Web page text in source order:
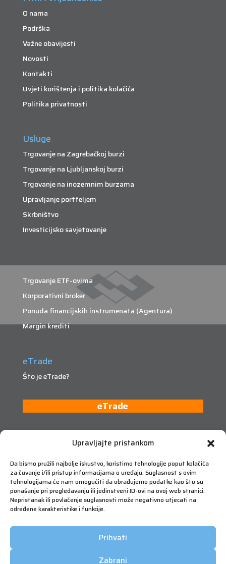
Upravljajte pristankom
Da bismo pružili najbolje iskustvo, koristimo tehnologije poput kolačića
za čuvanje i/ili pristup informacijama o uređaju. Suglasnost s ovim
tehnologijama će nam omogućiti da obrađujemo podatke kao što su
ponašanje pri pregledavanju ili jedinstveni ID-ovi na ovoj web stranici.
Nepristanak ili povlačenje suglasnosti može negativno utjecati na
određene karakteristike i funkcije.
Prihvati
Zabrani
O nama
Podrška
Važne obavijesti
Novosti
Kontakti
Uvjeti korištenja i politika kolačića
Politika privatnosti
Usluge
Trgovanje na Zagrebačkoj burzi
Trgovanje na Ljubljanskoj burzi
Trgovanje na inozemnim burzama
Upravljanje portfeljem
Skrbništvo
Investicijsko savjetovanje
Trgovanje ETF-ovima
Korporativni broker
Ponuda financijskih instrumenata (Agentura)
Margin krediti
eTrade
Što je eTrade?
eTrade